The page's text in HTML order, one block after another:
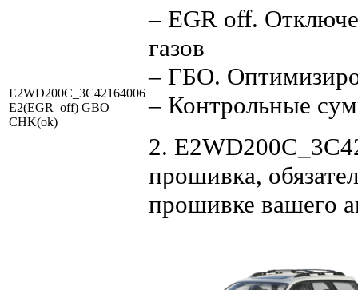
E2WD200C_3C42164006
E2(EGR_off) GBO
CHK(ok)
– EGR off.
газов
– ГБО.
– Контрольные
2.
прошивка,
прошивке вашего